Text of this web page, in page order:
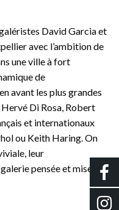
David Garcia et
avec l’ambition de
une ville à fort
de
avant les plus grandes
Di Rosa, Robert
et internationaux
ou Keith Haring. On
leur
pensée et mise en